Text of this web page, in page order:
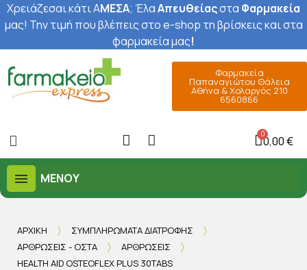
Χρειάζεσαι κάτι ΑΜΕΣΑ; ΈλαΑπευθείαςστα Φαρμακεία
μας! Την τιμή που βλέπεις στο e-shop τη βρίσκεις και στα
φαρμακεία μας!
Φαρμακεία
Παπαναγιώτου Θάλεια
Αθήνα & Χολαργός 210
6560866
0,00 €
ΜΕΝΟΎ
ΑΡΧΙΚΉ
ΣΥΜΠΛΗΡΏΜΑΤΑ ΔΙΑΤΡΟΦΉΣ
ΑΡΘΡΏΣΕΙΣ - ΟΣΤΆ
ΑΡΘΡΏΣΕΙΣ
HEALTH AID OSTEOFLEX PLUS 30TABS